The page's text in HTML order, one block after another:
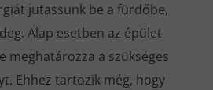
jutassunk be a fürdőbe,
Alap esetben az épület
meghatározza a szükséges
Ehhez tartozik még, hogy